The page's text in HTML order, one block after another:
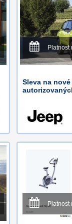
Platnost
Sleva na
Platnost